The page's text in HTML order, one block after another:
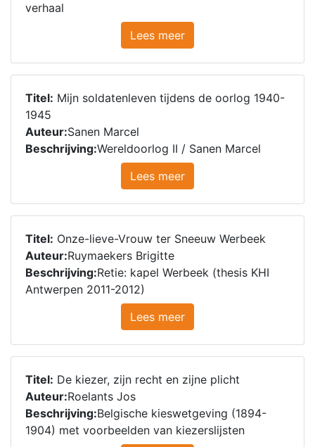
verhaal
Lees meer
Titel: Mijn soldatenleven tijdens de oorlog 1940-
1945
Auteur:Sanen Marcel
Beschrijving:Wereldoorlog II / Sanen Marcel
Lees meer
Titel: Onze-lieve-Vrouw ter Sneeuw Werbeek
Auteur:Ruymaekers Brigitte
Beschrijving:Retie: kapel Werbeek (thesis KHI
Antwerpen 2011-2012)
Lees meer
Titel: De kiezer, zijn recht en zijne plicht
Auteur:Roelants Jos
Beschrijving:Belgische kieswetgeving (1894-
1904) met voorbeelden van kiezerslijsten